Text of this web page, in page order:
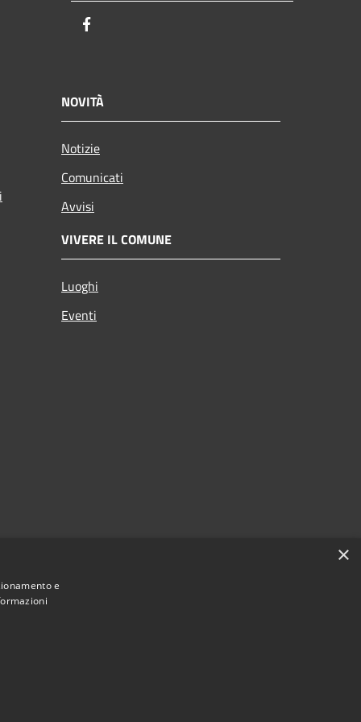
NOVITÀ
Notizie
Comunicati
Avvisi
VIVERE IL COMUNE
Luoghi
Eventi
• Powered by
×
e